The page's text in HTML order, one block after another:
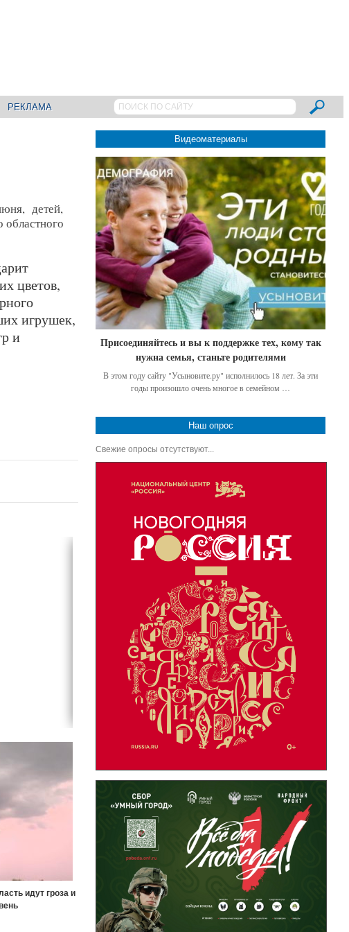
РЕКЛАМА
детей,
областного
цветов,
игрушек,
и
идут гроза и
Видеоматериалы
Присоединяйтесь и вы к поддержке тех, кому так
нужна семья, станьте родителями
В этом году сайту "Усыновите.ру" исполнилось 18 лет. За эти
годы произошло очень многое в семейном …
Наш опрос
Свежие опросы отсутствуют...